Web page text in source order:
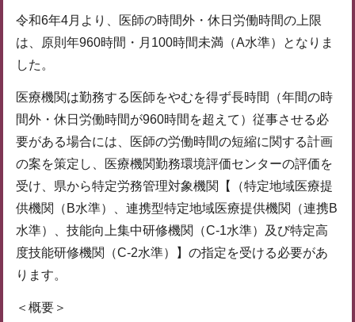
令和6年4月より、医師の時間外・休日労働時間の上限
は、原則年960時間・月100時間未満（A水準）となりま
した。
医療機関は勤務する医師をやむを得ず長時間（年間の時
間外・休日労働時間が960時間を超えて）従事させる必
要がある場合には、医師の労働時間の短縮に関する計画
の案を策定し、医療機関勤務環境評価センターの評価を
受け、県から特定労務管理対象機関【（特定地域医療提
供機関（B水準）、連携型特定地域医療提供機関（連携B
水準）、技能向上集中研修機関（C-1水準）及び特定高
度技能研修機関（C-2水準）】の指定を受ける必要があ
ります。
＜概要＞